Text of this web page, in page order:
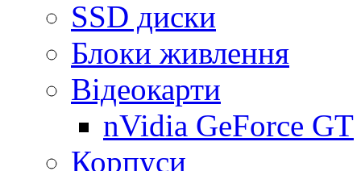
SSD диски
Блоки живлення
Відеокарти
nVidia GeForce GT
Корпуси